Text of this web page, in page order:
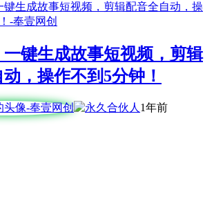
一键生成故事短视频，剪辑
，操作不到5分钟！
1年前